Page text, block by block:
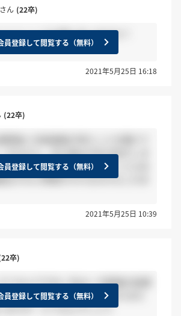
さん (22卒)
トリーしても間に合いますか？
員登録して閲覧する（無料）
2021年5月25日 16:18
(22卒)
それなら，まだ望みがある気がしま
面談は実質最終面接ということもあ
出すのに時間がかかるのかもしれま
員登録して閲覧する（無料）
2021年5月25日 10:39
卒)
うなんですね！私は一次面接の結果
だったので、マリオさんはまだまだ
ますが…どうなんでしょう
員登録して閲覧する（無料）